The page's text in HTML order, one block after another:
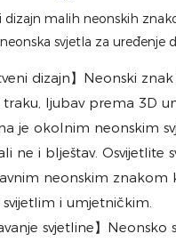
dizajn malih neonskih
svjetla za uređenje
dizajn】Neonski
traku, ljubav prema 3D
je okolnim neonskim
ne i blještav. Osvijetlite
neonskim znakom
i umjetničkim.
svjetline】Neonsko